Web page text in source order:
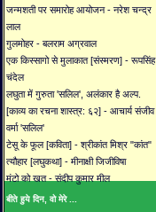
जन्मशती पर समारोह आयोजन - नरेश चन्द्र
लाल
गुलमोहर - बलराम अग्रवाल
एक किस्सागो से मुलाकात [संस्मरण] - रूपसिंह
चंदेल
लघुता में गुरुता 'सलिल', अलंकार है अल्प.
[काव्य का रचना शास्त्र: ६२] - आचार्य संजीव
वर्मा 'सलिल'
टेसू के फूल [कविता] - श्रीकांत मिश्र "कांत"
त्यौहार [लघुकथा] - मीनाक्षी जिजीविषा
मंटो को खत - संदीप कुमार मील
बीते हुये दिन, वो मेरे ...